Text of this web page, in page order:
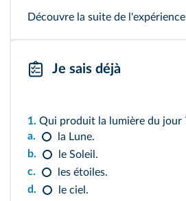
Découvre la suite de l'expérience
Je sais déjà
1. Qui produit la lumière du jour
a.
la Lune.
b.
le Soleil.
c.
les étoiles.
d.
le ciel.